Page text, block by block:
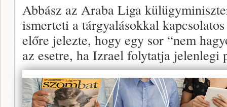
Abbász az Araba Liga
ismerteti a tárgyalásokkal
előre jelezte, hogy egy sor “nem
az esetre, ha Izrael folytatja jelenlegi